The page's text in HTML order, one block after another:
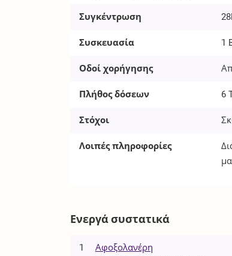
Συγκέντρωση
Συσκευασία 1
Οδοί χορήγησης
Πλήθος δόσεων 6
Στόχοι
Λοιπές πληροφορίες
Ενεργά συστατικά
1 Αφοξολανέρη